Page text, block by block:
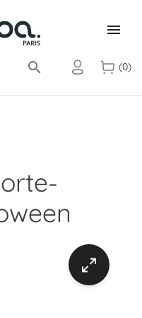

search (0)